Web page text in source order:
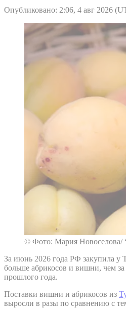
Опубликовано: 2:06, 4 авг 2026
© Фото: Мария Новоселова/
За июнь 2026 года РФ закупила у
больше абрикосов и вишни, чем
прошлого года.
Поставки вишни и абрикосов из
выросли в разы по сравнению с